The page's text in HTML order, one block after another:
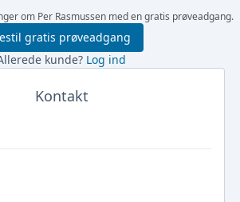
om Per Rasmussen med en gratis prøveadgang.
gratis prøveadgang
kunde? Log ind
Kontakt